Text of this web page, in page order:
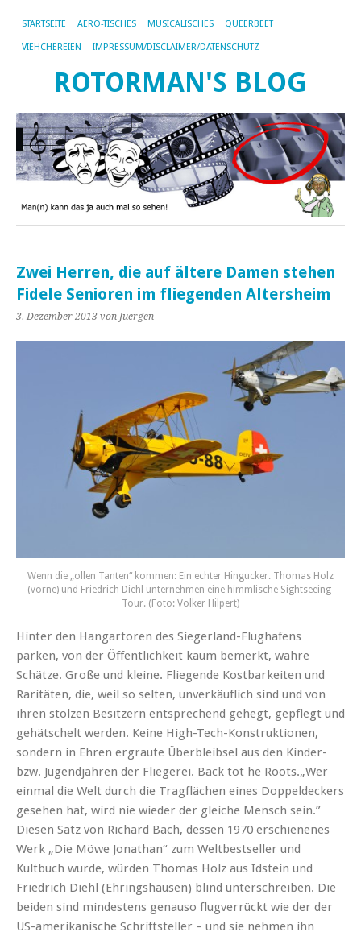
STARTSEITE AERO-TISCHES MUSICALISCHES QUEERBEET
VIEHCHEREIEN IMPRESSUM/DISCLAIMER/DATENSCHUTZ
ROTORMAN'S BLOG
Zwei Herren, die auf ältere Damen stehen
Fidele Senioren im fliegenden Altersheim
3. Dezember 2013 von Juergen
Wenn die „ollen Tanten“ kommen: Ein echter Hingucker. Thomas Holz
(vorne) und Friedrich Diehl unternehmen eine himmlische Sightseeing-
Tour. (Foto: Volker Hilpert)
Hinter den Hangartoren des Siegerland-Flughafens
parken, von der Öffentlichkeit kaum bemerkt, wahre
Schätze. Große und kleine. Fliegende Kostbarkeiten und
Raritäten, die, weil so selten, unverkäuflich sind und von
ihren stolzen Besitzern entsprechend gehegt, gepflegt und
gehätschelt werden. Keine High-Tech-Konstruktionen,
sondern in Ehren ergraute Überbleibsel aus den Kinder-
bzw. Jugendjahren der Fliegerei. Back tot he Roots.„Wer
einmal die Welt durch die Tragflächen eines Doppeldeckers
gesehen hat, wird nie wieder der gleiche Mensch sein.”
Diesen Satz von Richard Bach, dessen 1970 erschienenes
Werk „Die Möwe Jonathan“ zum Weltbestseller und
Kultbuch wurde, würden Thomas Holz aus Idstein und
Friedrich Diehl (Ehringshausen) blind unterschreiben. Die
beiden sind mindestens genauso flugverrückt wie der der
US-amerikanische Schriftsteller – und sie nehmen ihn